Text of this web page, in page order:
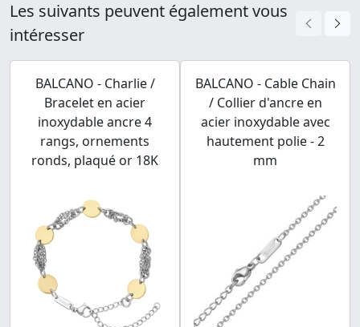
Les suivants peuvent également vous
intéresser
BALCANO - Charlie /
Bracelet en acier
inoxydable ancre 4
rangs, ornements
ronds, plaqué or 18K
BALCANO - Cable Chain
/ Collier d'ancre en
acier inoxydable avec
hautement polie - 2
mm